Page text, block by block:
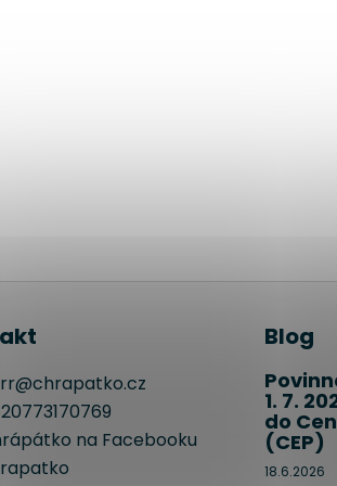
@chrapatko.cz
na Facebooku
Blog
1. 7.
do
(CEP)
18.6.2026